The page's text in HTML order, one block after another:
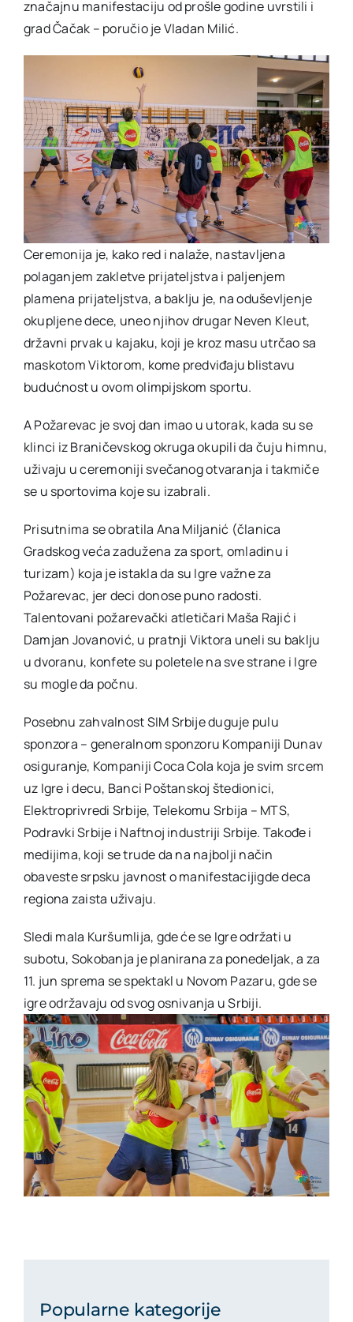
značajnu manifestaciju od prošle godine uvrstili i
grad Čačak – poručio je Vladan Milić.
Ceremonija je, kako red i nalaže, nastavljena
polaganjem zakletve prijateljstva i paljenjem
plamena prijateljstva, a baklju je, na oduševljenje
okupljene dece, uneo njihov drugar Neven Kleut,
državni prvak u kajaku, koji je kroz masu utrčao sa
maskotom Viktorom, kome predviđaju blistavu
budućnost u ovom olimpijskom sportu.
A Požarevac je svoj dan imao u utorak, kada su se
klinci iz Braničevskog okruga okupili da čuju himnu,
uživaju u ceremoniji svečanog otvaranja i takmiče
se u sportovima koje su izabrali.
Prisutnima se obratila Ana Miljanić (članica
Gradskog veća zadužena za sport, omladinu i
turizam) koja je istakla da su Igre važne za
Požarevac, jer deci donose puno radosti.
Talentovani požarevački atletičari Maša Rajić i
Damjan Jovanović, u pratnji Viktora uneli su baklju
u dvoranu, konfete su poletele na sve strane i Igre
su mogle da počnu.
Posebnu zahvalnost SIM Srbije duguje pulu
sponzora – generalnom sponzoru Kompaniji Dunav
osiguranje, Kompaniji Coca Cola koja je svim srcem
uz Igre i decu, Banci Poštanskoj štedionici,
Elektroprivredi Srbije, Telekomu Srbija – MTS,
Podravki Srbije i Naftnoj industriji Srbije. Takođe i
medijima, koji se trude da na najbolji način
obaveste srpsku javnost o manifestacijigde deca
regiona zaista uživaju.
Sledi mala Kuršumlija, gde će se Igre održati u
subotu, Sokobanja je planirana za ponedeljak, a za
11. jun sprema se spektakl u Novom Pazaru, gde se
igre održavaju od svog osnivanja u Srbiji.
Popularne kategorije